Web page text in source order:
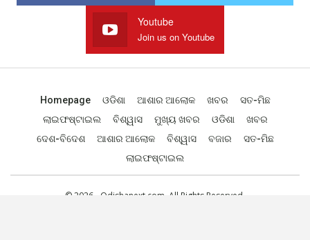
Youtube
Join us on Youtube
Homepage ଓଡିଶା ଆଶାର ଆଲୋକ ଖବର
ସତ-ମିଛ
ଲାଇଫଷ୍ଟାଇଲ
ବିଶ୍ୱାସ ମୁଖ୍ୟ ଖବର ଓଡିଶା
ଖବର
ଦେଶ-ବିଦେଶ
ଆଶାର ଆଲୋକ ବିଶ୍ୱାସ ବଜାର
ସତ-ମିଛ
ଲାଇଫଷ୍ଟାଇଲ
© 2026 - Odishanext.com. All Rights Reserved.